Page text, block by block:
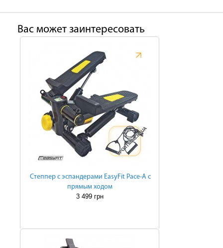
Ваc может заинтересовать
Степпер с эспандерами EasyFit Pace-A с
прямым ходом
3 499 грн